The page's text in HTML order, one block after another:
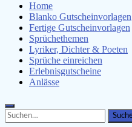
Home
Blanko Gutscheinvorlagen
Fertige Gutscheinvorlagen
Sprüchethemen
Lyriker, Dichter & Poeten
Sprüche einreichen
Erlebnisgutscheine
Anlässe
Search
for:
Search